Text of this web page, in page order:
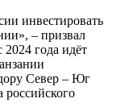
инвестировать
– призвал
года идёт
Север – Юг
российского